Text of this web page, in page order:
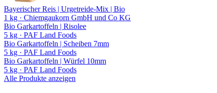
Bayerischer Reis | Urgetreide-Mix | Bio
1 kg · Chiemgaukorn GmbH und Co KG
Bio Garkartoffeln | Risolee
5 kg · PAF Land Foods
Bio Garkartoffeln | Scheiben 7mm
5 kg · PAF Land Foods
Bio Garkartoffeln | Würfel 10mm
5 kg · PAF Land Foods
Alle Produkte anzeigen